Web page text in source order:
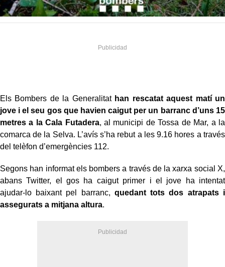
Els Bombers de la Generalitat han rescatat aquest matí un
jove i el seu gos que havien caigut per un barranc d’uns 15
metres a la Cala Futadera, al municipi de Tossa de Mar, a la
comarca de la Selva. L’avís s’ha rebut a les 9.16 hores a través
del telèfon d’emergències 112.
Segons han informat els bombers a través de la xarxa social X,
abans Twitter, el gos ha caigut primer i el jove ha intentat
ajudar-lo baixant pel barranc, quedant tots dos atrapats i
assegurats a mitjana altura.